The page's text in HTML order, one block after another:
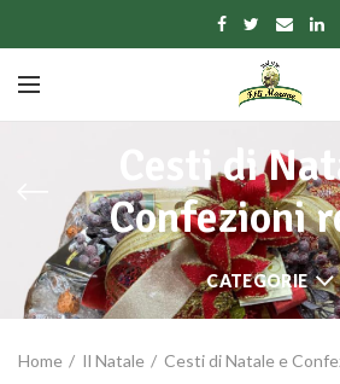
Cesti di
Confezioni
CATEGORIE
Home Il Natale Cesti di Natale e